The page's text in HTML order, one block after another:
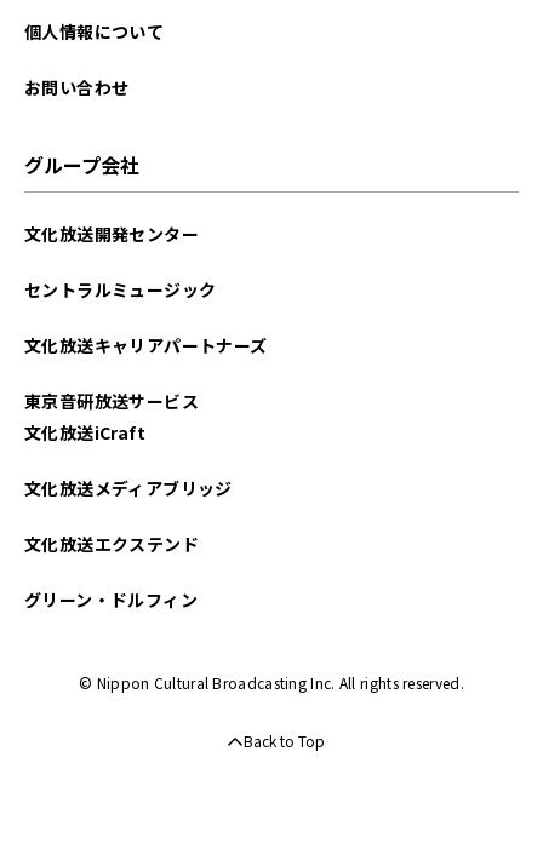
個人情報について
お問い合わせ
グループ会社
文化放送開発センター
セントラルミュージック
文化放送キャリアパートナーズ
東京音研放送サービス
文化放送iCraft
文化放送メディアブリッジ
文化放送エクステンド
グリーン・ドルフィン
© Nippon Cultural Broadcasting Inc. All rights reserved.
Back to Top